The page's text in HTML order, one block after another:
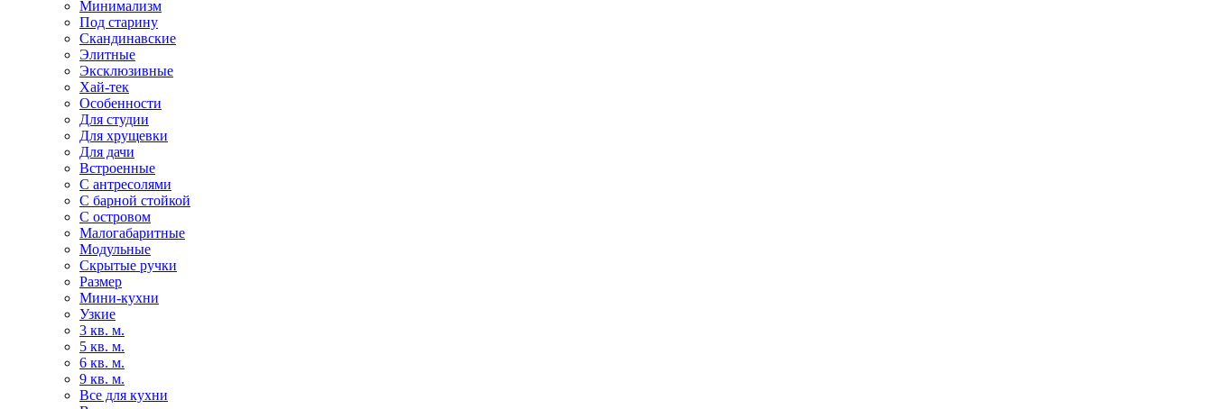
Минимализм
Под старину
Скандинавские
Элитные
Эксклюзивные
Хай-тек
Особенности
Для студии
Для хрущевки
Для дачи
Встроенные
С антресолями
С барной стойкой
С островом
Малогабаритные
Модульные
Скрытые ручки
Размер
Мини-кухни
Узкие
3 кв. м.
5 кв. м.
6 кв. м.
9 кв. м.
Все для кухни